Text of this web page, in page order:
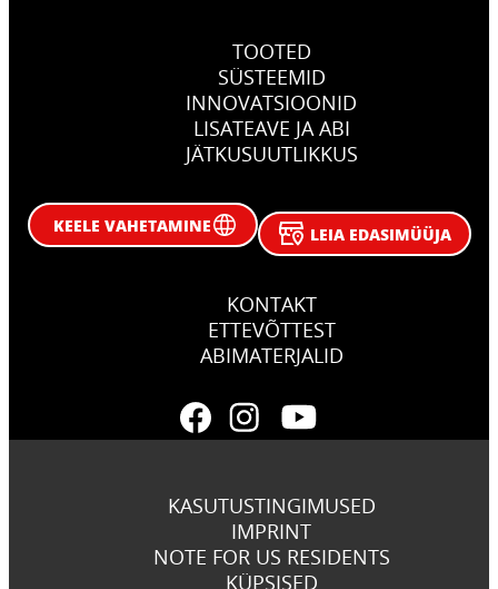
TOOTED
SÜSTEEMID
INNOVATSIOONID
LISATEAVE JA ABI
JÄTKUSUUTLIKKUS
KEELE VAHETAMINE LEIA EDASIMÜÜJA
KONTAKT
ETTEVÕTTEST
ABIMATERJALID
KASUTUSTINGIMUSED
IMPRINT
NOTE FOR US RESIDENTS
KÜPSISED